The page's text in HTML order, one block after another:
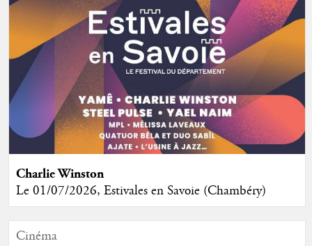
Charlie Winston
Le 01/07/2026, Estivales en Savoie (Chambéry)
Cinéma